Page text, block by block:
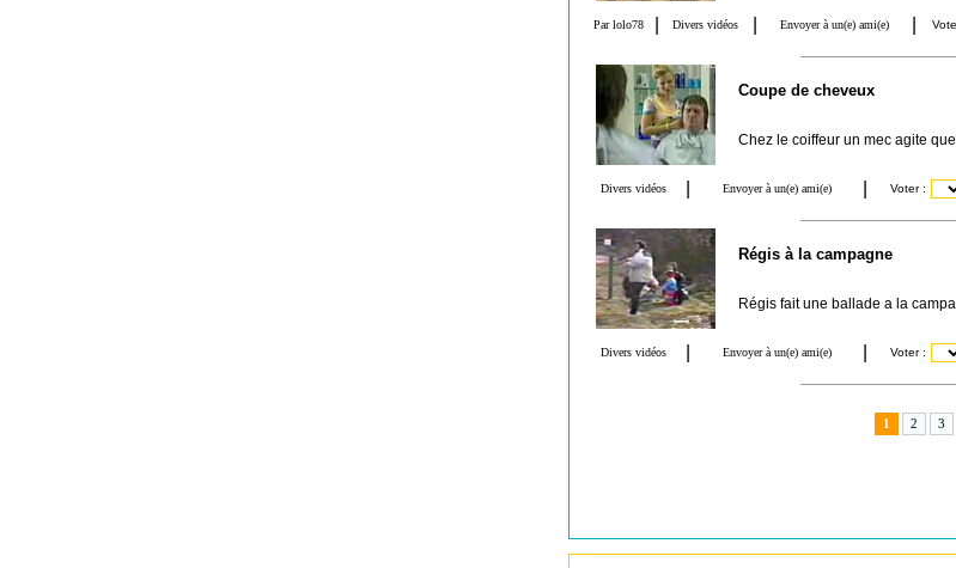
Coupe de cheveux
Chez le coiffeur un mec agite
Régis à la campagne
Régis fait une ballade a la
1 2 3